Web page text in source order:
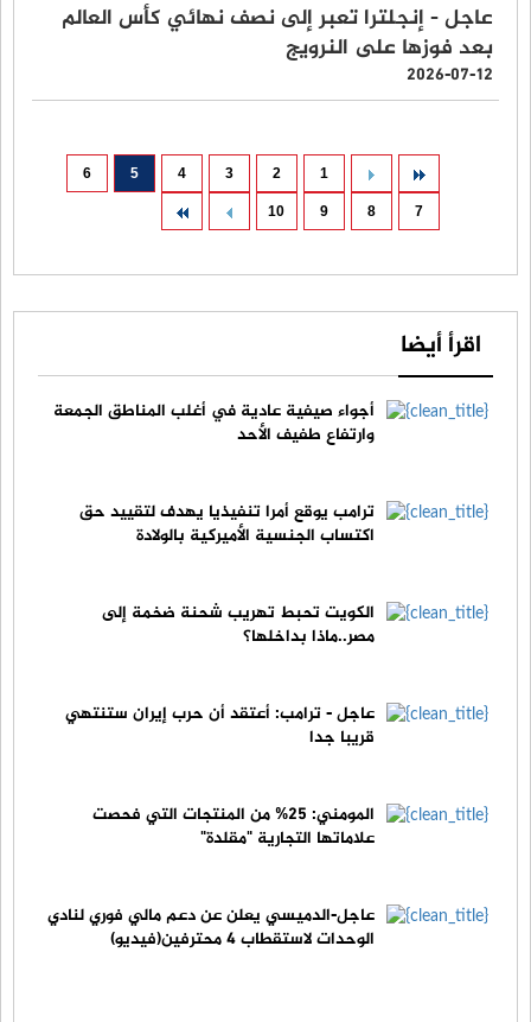
عاجل - إنجلترا تعبر إلى نصف نهائي كأس العالم
بعد فوزها على النرويج
2026-07-12
1
2
3
4
5
6
7
8
9
10
اقرأ أيضا
أجواء صيفية عادية في أغلب المناطق الجمعة
وارتفاع طفيف الأحد
ترامب يوقع أمرا تنفيذيا يهدف لتقييد حق
اكتساب الجنسية الأميركية بالولادة
الكويت تحبط تهريب شحنة ضخمة إلى
مصر..ماذا بداخلها؟
عاجل - ترامب: أعتقد أن حرب إيران ستنتهي
قريبا جدا
المومني: 25% من المنتجات التي فحصت
علاماتها التجارية "مقلدة"
عاجل-الدميسي يعلن عن دعم مالي فوري لنادي
الوحدات لاستقطاب 4 محترفين(فيديو)